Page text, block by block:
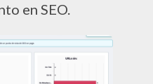
en SEO.